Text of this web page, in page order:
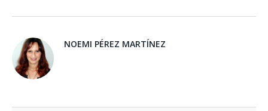
NOEMI PÉREZ MARTÍNEZ